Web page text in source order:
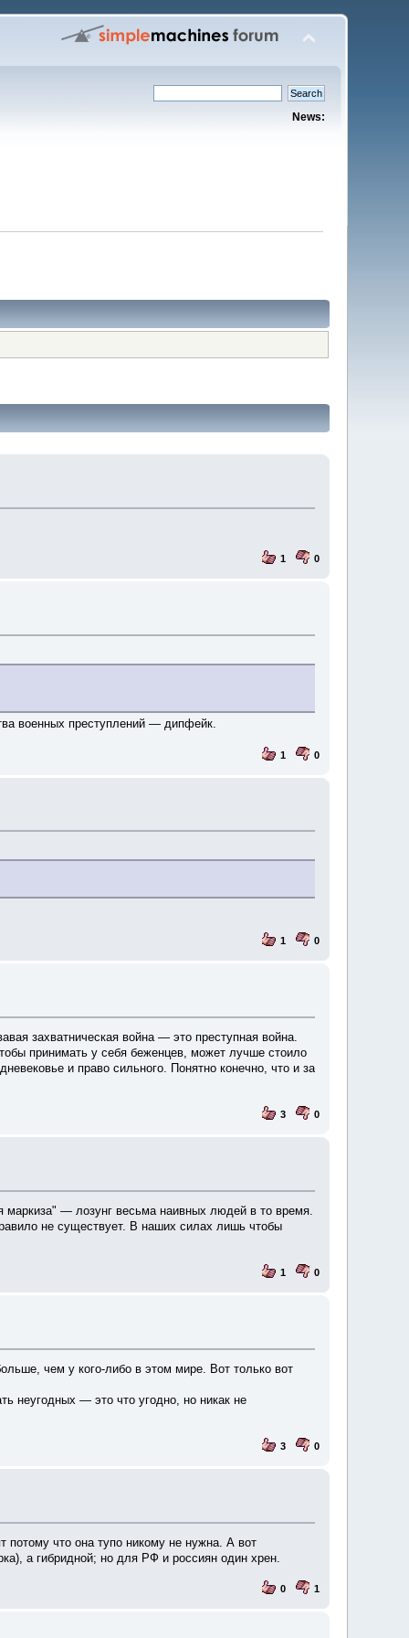
News:
1 0
военных преступлений — дипфейк.
1 0
1 0
захватническая война — это преступная война.
принимать у себя беженцев, может лучше стоило
и право сильного. Понятно конечно, что и за
3 0
маркиза" — лозунг весьма наивных людей в то время.
не существует. В наших силах лишь чтобы
1 0
чем у кого-либо в этом мире. Вот только вот
неугодных — это что угодно, но никак не
3 0
потому что она тупо никому не нужна. А вот
а гибридной; но для РФ и россиян один хрен.
0 1